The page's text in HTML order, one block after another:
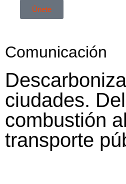
Únete
Comunicación
ciudades.
combustión al
transporte